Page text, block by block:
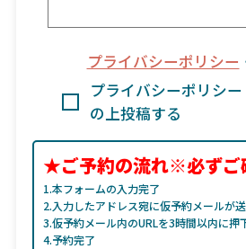
プライバシーポリシー
プライバシーポリシ
の上投稿する
★ご予約の流れ※必ずご
1.本フォームの入力完了
2.入力したアドレス宛に仮予約メールが
3.仮予約メール内のURLを3時間以内に押
4.予約完了